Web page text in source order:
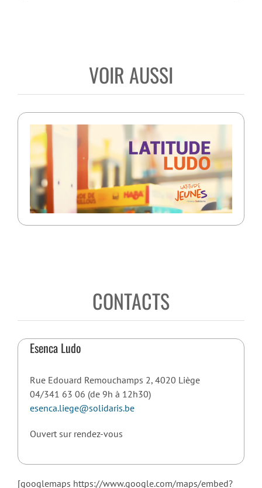
VOIR AUSSI
CONTACTS
Esenca Ludo
Rue Edouard Remouchamps 2, 4020 Liège
04/341 63 06 (de 9h à 12h30)
esenca.liege@solidaris.be
Ouvert sur rendez-vous
[googlemaps https://www.google.com/maps/embed?